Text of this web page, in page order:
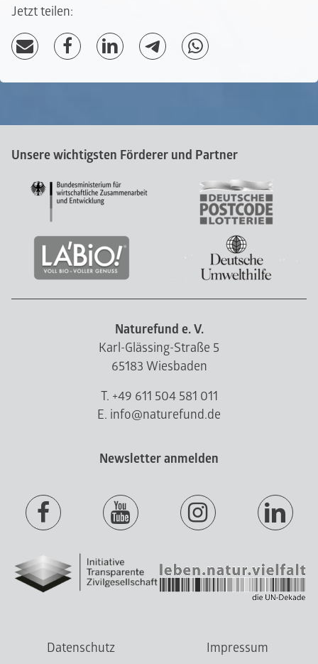
Jetzt teilen:
Unsere wichtigsten Förderer und Partner
Naturefund e. V.
Karl-Glässing-Straße 5
65183 Wiesbaden
T. +49 611 504 581 011
E. info@naturefund.de
Newsletter anmelden
Datenschutz Impressum